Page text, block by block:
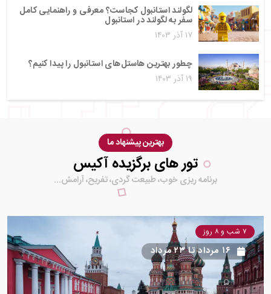
لگولند استانبول کجاست؟ معرفی و راهنمایی کامل
سفر به لگولند در استانبول
۱۷ آذر ۱۴۰۳
چطور بهترین هاستل‌های استانبول را پیدا کنیم؟
۱۹ آذر ۱۴۰۳
بهترین پیشنهاد ما
تور های برگزیده آکیس
برنامه ریزی خوب، طبیعت گردی، تفریح، آرامش...
۷ شب و ۸ روز
۱۶ مرداد تا۲۳ مرداد